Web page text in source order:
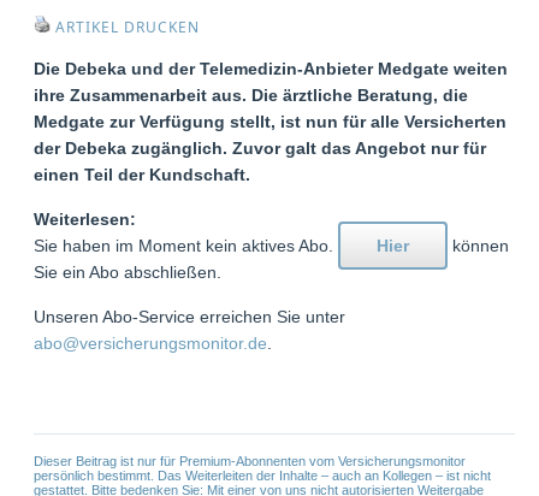
ARTIKEL DRUCKEN
Die Debeka und der Telemedizin-Anbieter Medgate weiten
ihre Zusammenarbeit aus. Die ärztliche Beratung, die
Medgate zur Verfügung stellt, ist nun für alle Versicherten
der Debeka zugänglich. Zuvor galt das Angebot nur für
einen Teil der Kundschaft.
Weiterlesen:
Sie haben im Moment kein aktives Abo.
Hier
können
Sie ein Abo abschließen.
Unseren Abo-Service erreichen Sie unter
abo@versicherungsmonitor.de
Dieser Beitrag ist nur für Premium-Abonnenten vom Versicherungsmonitor
persönlich bestimmt. Das Weiterleiten der Inhalte – auch an Kollegen – ist nicht
gestattet. Bitte bedenken Sie: Mit einer von uns nicht autorisierten Weitergabe